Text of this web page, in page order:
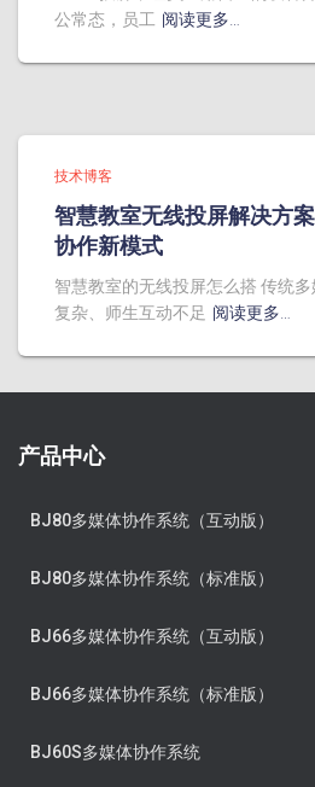
公常态，员工 阅读更多…
技术博客
智慧教室无线投屏解决方
协作新模式
智慧教室的无线投屏怎么搭 传统
复杂、师生互动不足 阅读更多…
产品中心
BJ80多媒体协作系统（互动版）
BJ80多媒体协作系统（标准版）
BJ66多媒体协作系统（互动版）
BJ66多媒体协作系统（标准版）
BJ60S多媒体协作系统